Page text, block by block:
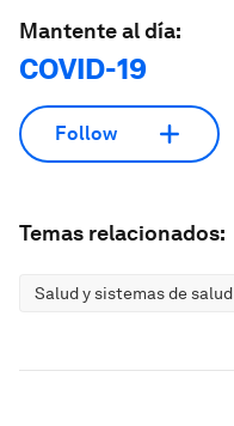
Mantente al día:
COVID-19
Follow
Temas relacionados:
Salud y sistemas de salud